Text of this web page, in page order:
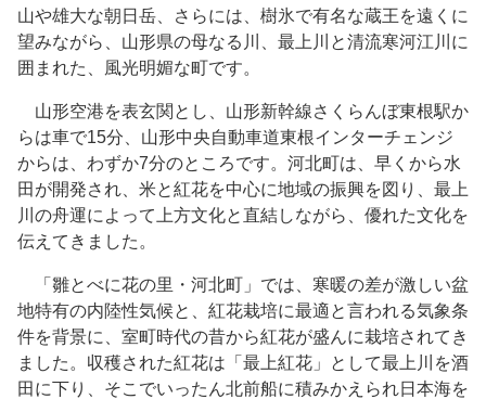
山や雄大な朝日岳、さらには、樹氷で有名な蔵王を遠くに
望みながら、山形県の母なる川、最上川と清流寒河江川に
囲まれた、風光明媚な町です。
山形空港を表玄関とし、山形新幹線さくらんぼ東根駅か
らは車で15分、山形中央自動車道東根インターチェンジ
からは、わずか7分のところです。河北町は、早くから水
田が開発され、米と紅花を中心に地域の振興を図り、最上
川の舟運によって上方文化と直結しながら、優れた文化を
伝えてきました。
「雛とべに花の里・河北町」では、寒暖の差が激しい盆
地特有の内陸性気候と、紅花栽培に最適と言われる気象条
件を背景に、室町時代の昔から紅花が盛んに栽培されてき
ました。収穫された紅花は「最上紅花」として最上川を酒
田に下り、そこでいったん北前船に積みかえられ日本海を